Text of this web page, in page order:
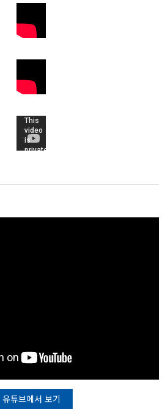
유튜브에서 보기